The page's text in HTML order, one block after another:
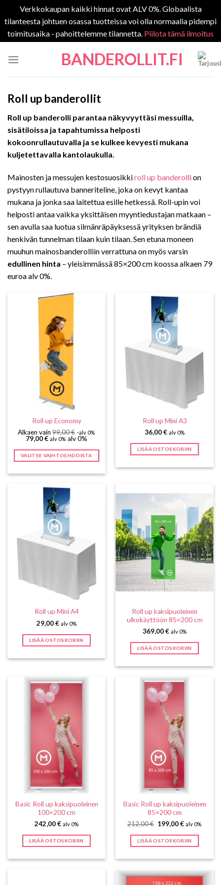
Verkkokaupan kaikki hinnat ovat ALV 0%. Globaalista
tilanteesta johtuen osassa tuotteissa voi olla normaalia pidempi
toimitusaika - pahoittelemme tilannetta. Piilota tämä ilmoitus
BANDEROLLIT.FI
Roll up banderollit
Roll up banderolli parantaa näkyvyyttäsi messuilla,
sisätiloissa ja tapahtumissa helposti
kokoonrullautuvalla ja se kulkee kevyesti mukana
kuljetettavalla kantolaukulla.
Mainosten ja messujen kestosuosikkiroll up banderollion
pystyyn rullautuva banneriteline, joka on kevyt kantaa
mukana ja jonka saa laitettua esille hetkessä. Roll-upin voi
helposti antaa vaikka yksittäisen myyntiedustajan matkaan –
sen avulla saa luotua silmänräpäyksessä yrityksen brändiä
henkivän tunnelman tilaan kuin tilaan. Sen etuna moneen
muuhun mainosbanderolliin verrattuna on myös varsin
edullinen hinta – yleisimmässä 85×200 cm koossa alkaen 79
euroa alv 0%.
Roll up Economy
Alkaen vain99,00€ alv 0%
79,00€ alv 0% alv 0%
VALITSE VAIHTOEHDOISTA
on
useampi
muunnelma.
Voit
tehdä
valinnat
tuotteen
Roll up Mini A3
36,00€ alv 0%
LISÄÄ OSTOSKORIIN
Roll up Mini A4
29,00€ alv 0%
LISÄÄ OSTOSKORIIN
Roll up kaksipuoleinen
ulkokäyttöön 85×200 cm
369,00€ alv 0%
LISÄÄ OSTOSKORIIN
Basic Roll up kaksipuoleinen
100×200 cm
242,00€ alv 0%
LISÄÄ OSTOSKORIIN
Basic Roll up kaksipuoleinen
85×200 cm
212,00€ Alkuperäinen
hinta
oli:
212,00 €.
199,00€Nykyinen
on:
199,00 €.
alv 0%
LISÄÄ OSTOSKORIIN